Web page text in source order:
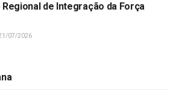
de Integração da Força
07/2026